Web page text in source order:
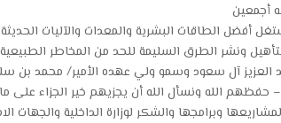
أجمعين
أفضل الطاقات البشرية والمعدات والآليات
ونشر الطرق السليمة للحد من المخاطر
آل سعود وسمو ولي عهده الأمير/ محمد بن
حفظهم الله ونسأل الله أن يجزيهم خير الجزاء
وبرامجها والشكر لوزارة الداخلية والجهات